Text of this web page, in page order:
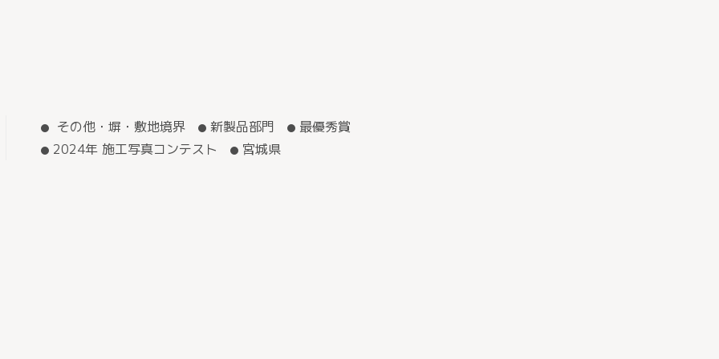
その他・塀・敷地境界 新製品部門
最優秀賞
2024年 施工写真コンテスト
宮城県